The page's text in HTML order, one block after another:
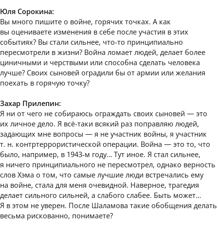
Юля Сорокина:
Вы много пишите о войне, горячих точках. А как
вы оцениваете изменения в себе после участия в этих
событиях? Вы стали сильнее, что-то принципиально
пересмотрели в жизни? Война ломает людей, делает более
циничными и черствыми или способна сделать человека
лучше? Своих сыновей оградили бы от армии или желания
поехать в горячую точку?
Захар Прилепин:
Я ни от чего не собираюсь ограждать своих сыновей — это
их личное дело. Я всё-таки всякий раз поправляю людей,
задающих мне вопросы — я не участник войны, я участник
т. н. контртеррористической операции. Война — это то, что
было, например, в 1943-м году… Тут иное. Я стал сильнее,
я ничего принципиального не пересмотрел, однако верность
слов Хэма о том, что самые лучшие люди встречались ему
на войне, стала для меня очевидной. Наверное, трагедия
делает сильного сильней, а слабого слабее. Быть может…
Я в этом не уверен. После Шаламова такие обобщения делать
весьма рискованно, понимаете?